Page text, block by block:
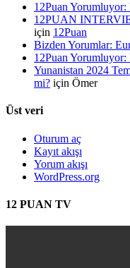
12Puan Yorumluyor:
12PUAN
için 12Puan
Bizden Yorumlar:
12Puan Yorumluyor:
Yunanistan 2024
mi? için Ömer
Üst veri
Oturum aç
Kayıt akışı
Yorum akışı
WordPress.org
12 PUAN TV